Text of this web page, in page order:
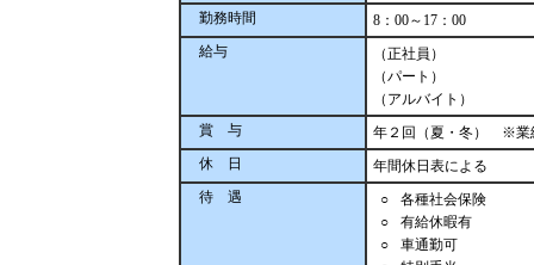
勤務時間
8：00～17：00
給与
（正社員）
（パート）
（アルバイト）
賞 与
年２回（夏・冬） ※業
休 日
年間休日表による
待 遇
○
各種社会保険
○
有給休暇有
○
車通勤可